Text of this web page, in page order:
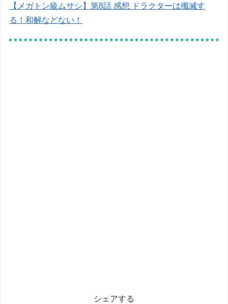
【メガトン級ムサシ】第8話 感想 ドラクターは殲滅す
る！和解などない！
シェアする